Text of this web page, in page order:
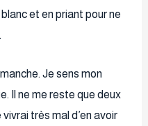
et en priant pour ne
Je sens mon
Il ne me reste que deux
très mal d’en avoir